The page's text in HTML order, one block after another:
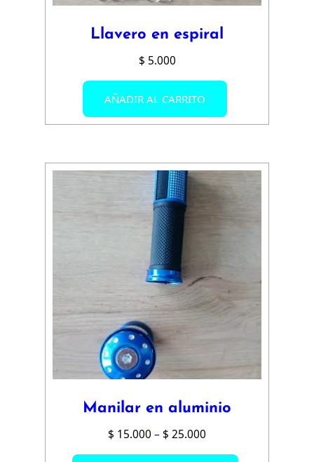
Llavero en espiral
$ 5.000
AÑADIR AL CARRITO
Manilar en aluminio
$ 15.000 – $ 25.000
range: